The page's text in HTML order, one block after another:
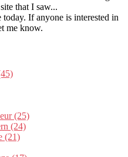
that I saw...
today. If anyone is interested in
me know.
(25)
(24)
(21)